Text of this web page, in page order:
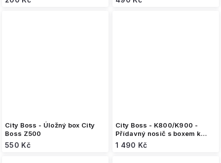
City Boss - Úložný box City
Boss Z500
550 Kč
City Boss - K800/K900 -
Přídavný nosič s boxem k
elektrické koloběžce
1 490 Kč